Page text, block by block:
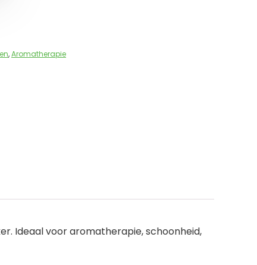
,Aromatherapie
Ideaal voor aromatherapie, schoonheid,